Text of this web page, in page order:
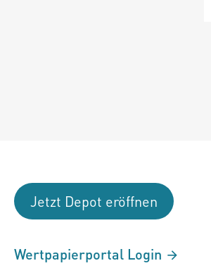
Jetzt Depot eröffnen
Wertpapierportal Login